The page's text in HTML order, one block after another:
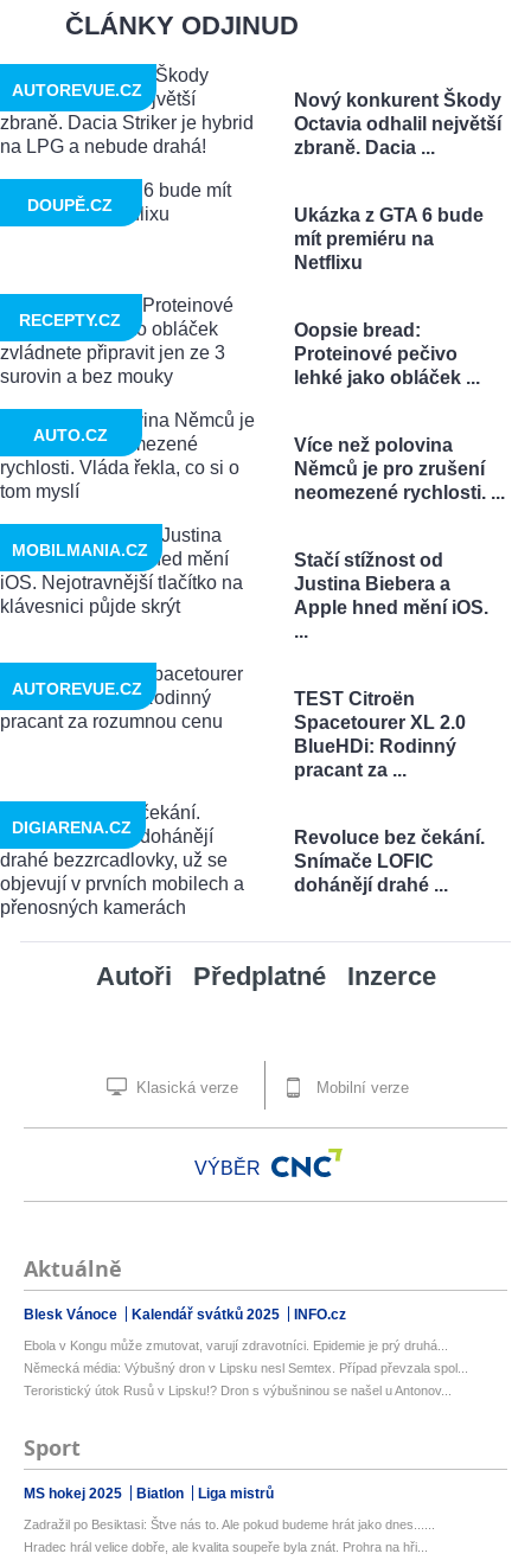
ČLÁNKY ODJINUD
Nový konkurent Škody
Octavia odhalil největší
zbraně. Dacia ...
AUTOREVUE.CZ
Ukázka z GTA 6 bude
mít premiéru na
Netflixu
DOUPĚ.CZ
Oopsie bread:
Proteinové pečivo
lehké jako obláček ...
RECEPTY.CZ
Více než polovina
Němců je pro zrušení
neomezené rychlosti. ...
AUTO.CZ
Stačí stížnost od
Justina Biebera a
Apple hned mění iOS.
...
MOBILMANIA.CZ
TEST Citroën
Spacetourer XL 2.0
BlueHDi: Rodinný
pracant za ...
AUTOREVUE.CZ
Revoluce bez čekání.
Snímače LOFIC
dohánějí drahé ...
DIGIARENA.CZ
Autoři Předplatné Inzerce
Klasická verze Mobilní verze
VÝBĚR
Aktuálně
Blesk Vánoce Kalendář svátků 2025 INFO.cz
Ebola v Kongu může zmutovat, varují zdravotníci. Epidemie je prý druhá...
Německá média: Výbušný dron v Lipsku nesl Semtex. Případ převzala spol...
Teroristický útok Rusů v Lipsku!? Dron s výbušninou se našel u Antonov...
Sport
MS hokej 2025 Biatlon Liga mistrů
Zadražil po Besiktasi: Štve nás to. Ale pokud budeme hrát jako dnes......
Hradec hrál velice dobře, ale kvalita soupeře byla znát. Prohra na hři...